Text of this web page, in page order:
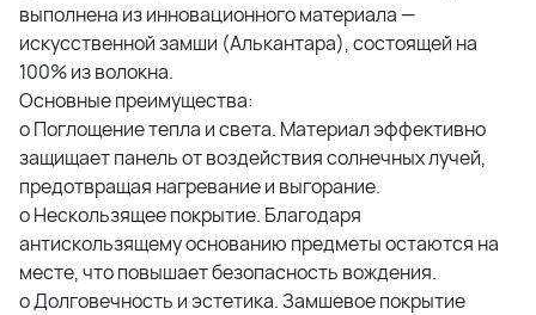
выполнена из инновационного материала —
искусственной замши (Алькантара), состоящей на
100% из волокна.
Основные преимущества:
o Поглощение тепла и света. Материал эффективно
защищает панель от воздействия солнечных лучей,
предотвращая нагревание и выгорание.
o Нескользящее покрытие. Благодаря
антискользящему основанию предметы остаются на
месте, что повышает безопасность вождения.
o Долговечность и эстетика. Замшевое покрытие